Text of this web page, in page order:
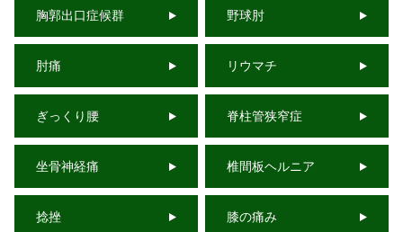
胸郭出口症候群 野球肘
肘痛 リウマチ
ぎっくり腰 脊柱管狭窄症
坐骨神経痛 椎間板ヘルニア
捻挫 膝の痛み